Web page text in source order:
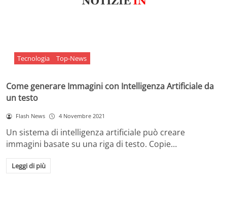
Tecnologia Top-News
Come generare Immagini con Intelligenza Artificiale da
un testo
Flash News 4 Novembre 2021
Un sistema di intelligenza artificiale può creare
immagini basate su una riga di testo. Copie…
Leggi di più